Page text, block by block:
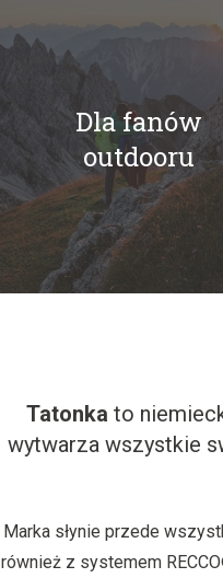
Dla fanów
outdooru
Tatonka to
wytwarza wszystkie
Marka słynie przede
również z systemem